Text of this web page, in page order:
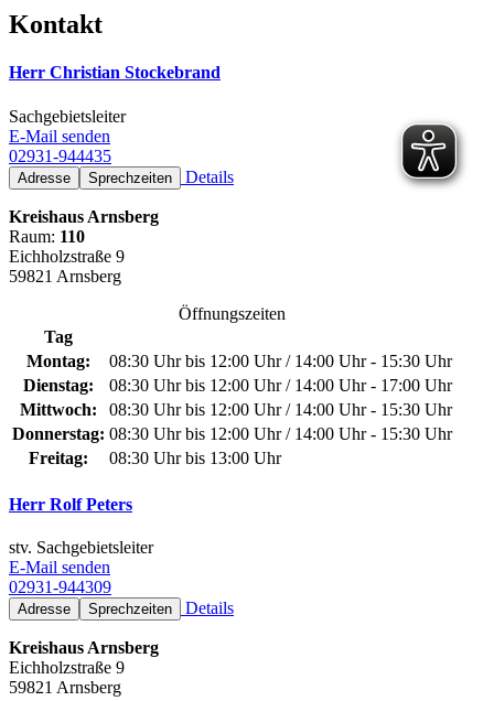
Kontakt
Herr Christian Stockebrand
Sachgebietsleiter
E-Mail senden
02931-944435
Adresse Sprechzeiten Details
Kreishaus Arnsberg
Raum: 110
Eichholzstraße 9
59821 Arnsberg
Öffnungszeiten
Tag
Montag:
08:30 Uhr bis 12:00 Uhr / 14:00 Uhr - 15:30 Uhr
Dienstag:
08:30 Uhr bis 12:00 Uhr / 14:00 Uhr - 17:00 Uhr
Mittwoch:
08:30 Uhr bis 12:00 Uhr / 14:00 Uhr - 15:30 Uhr
Donnerstag: 08:30 Uhr bis 12:00 Uhr / 14:00 Uhr - 15:30 Uhr
Freitag:
08:30 Uhr bis 13:00 Uhr
Herr Rolf Peters
stv. Sachgebietsleiter
E-Mail senden
02931-944309
Adresse Sprechzeiten Details
Kreishaus Arnsberg
Eichholzstraße 9
59821 Arnsberg